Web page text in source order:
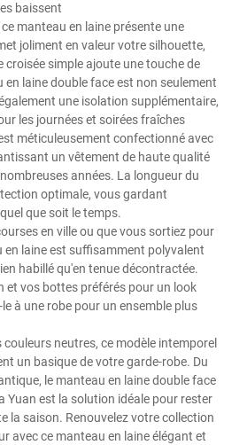
baissent
manteau en laine présente une
joliment en valeur votre silhouette,
simple ajoute une touche de
laine double face est non seulement
une isolation supplémentaire,
les journées et soirées fraîches
méticuleusement confectionné avec
un vêtement de haute qualité
années. La longueur du
optimale, vous gardant
que soit le temps.
en ville ou que vous sortiez pour
en laine est suffisamment polyvalent
habillé qu'en tenue décontractée.
et vos bottes préférés pour un look
à une robe pour un ensemble plus
neutres, ce modèle intemporel
un basique de votre garde-robe. Du
le manteau en laine double face
Yuan est la solution idéale pour rester
la saison. Renouvelez votre collection
avec ce manteau en laine élégant et